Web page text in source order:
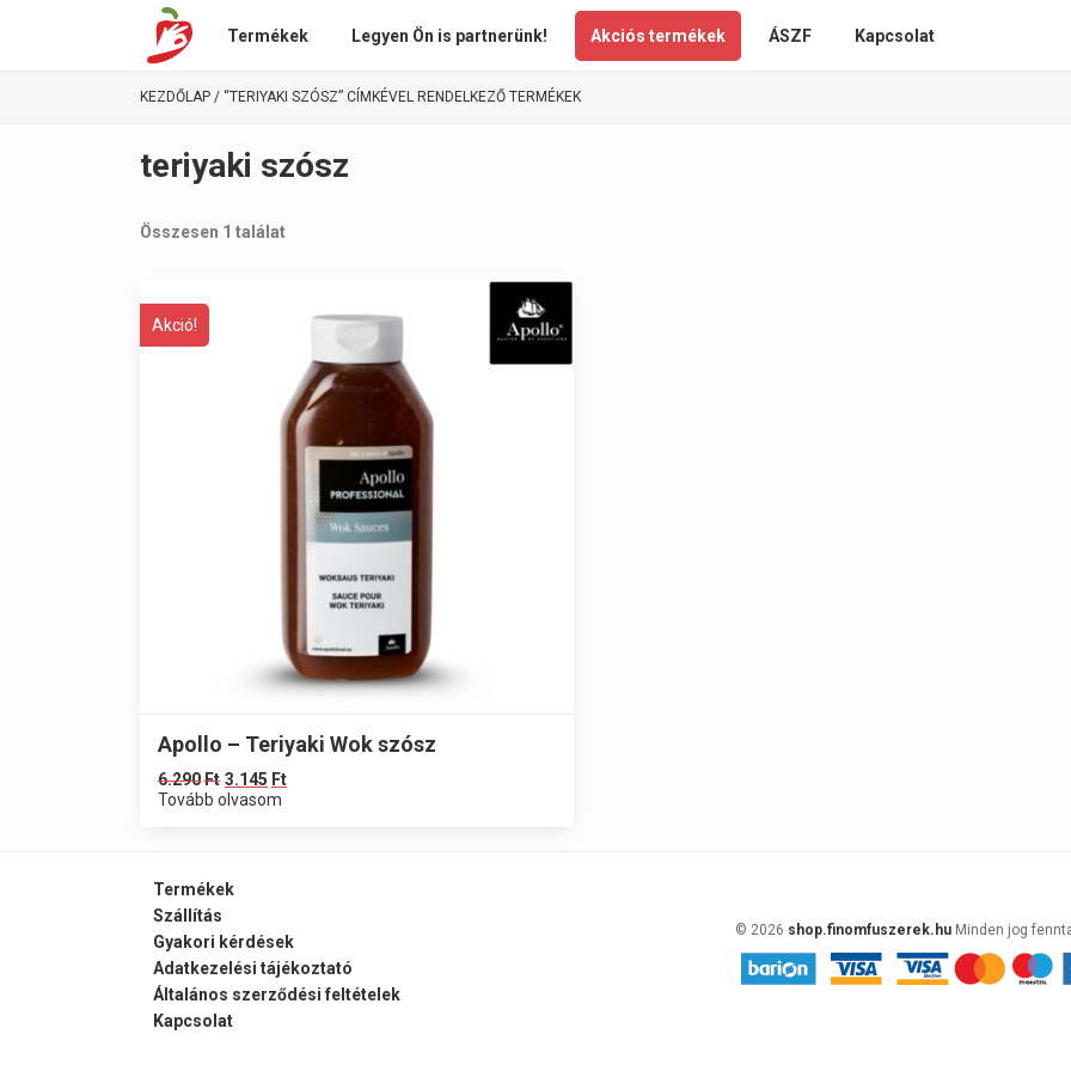
Termékek Legyen Ön is partnerünk! Akciós termékek ÁSZF Kapcsolat
KEZDŐLAP / “TERIYAKI SZÓSZ” CÍMKÉVEL RENDELKEZŐ TERMÉKEK
teriyaki szósz
Összesen 1 találat
Akció!
Apollo – Teriyaki Wok szósz
6.290Ft 3.145 Ft
Tovább olvasom
Termékek
Szállítás
Gyakori kérdések
Adatkezelési tájékoztató
Általános szerződési feltételek
Kapcsolat
© 2026 shop.finomfuszerek.hu Minden jog